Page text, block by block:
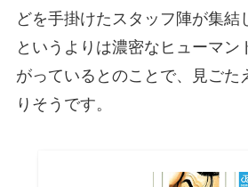
どを手掛けたスタッフ陣が集結
というよりは濃密なヒューマン
がっているとのことで、見ごた
りそうです。